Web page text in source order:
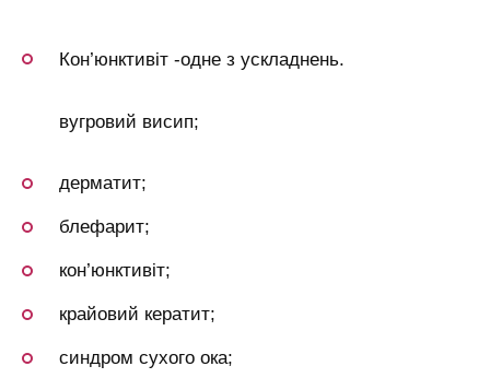
Кон’юнктивіт -одне з ускладнень.
вугровий висип;
дерматит;
блефарит;
кон’юнктивіт;
крайовий кератит;
синдром сухого ока;